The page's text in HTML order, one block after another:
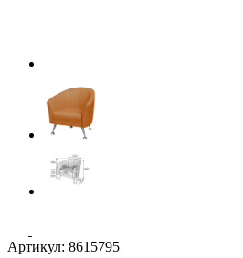
Артикул: 8615795